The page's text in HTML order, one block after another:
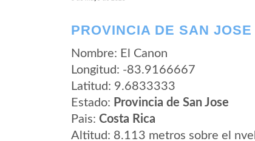
PROVINCIA DE SAN
Nombre: El Canon
Longitud: -83.9166667
Latitud: 9.6833333
Estado: Provincia de San Jose
Pais: Costa Rica
Altitud: 8.113 metros sobre el